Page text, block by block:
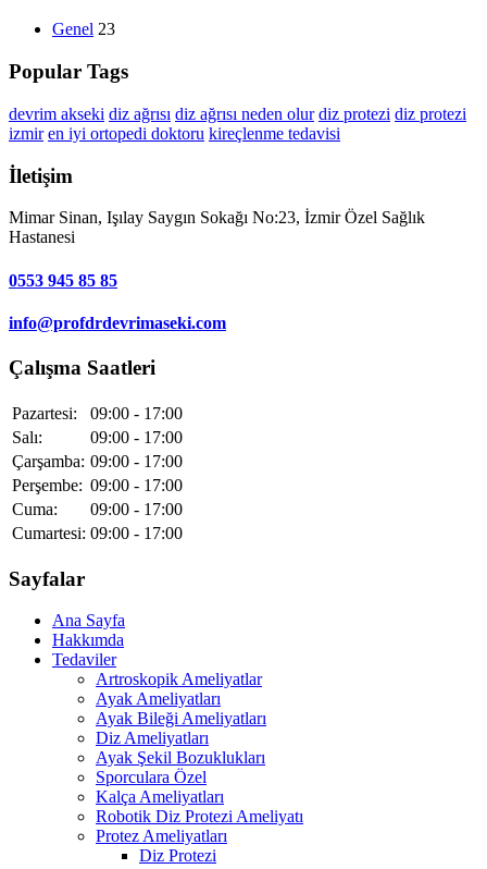
Genel 23
Popular Tags
devrim akseki diz ağrısı diz ağrısı neden olur diz protezi diz protezi
izmir en iyi ortopedi doktoru kireçlenme tedavisi
İletişim
Mimar Sinan, Işılay Saygın Sokağı No:23, İzmir Özel Sağlık
Hastanesi
0553 945 85 85
info@profdrdevrimaseki.com
Çalışma Saatleri
Pazartesi:
09:00 - 17:00
Salı:
09:00 - 17:00
Çarşamba: 09:00 - 17:00
Perşembe: 09:00 - 17:00
Cuma:
09:00 - 17:00
Cumartesi: 09:00 - 17:00
Sayfalar
Ana Sayfa
Hakkımda
Tedaviler
Artroskopik Ameliyatlar
Ayak Ameliyatları
Ayak Bileği Ameliyatları
Diz Ameliyatları
Ayak Şekil Bozuklukları
Sporculara Özel
Kalça Ameliyatları
Robotik Diz Protezi Ameliyatı
Protez Ameliyatları
Diz Protezi